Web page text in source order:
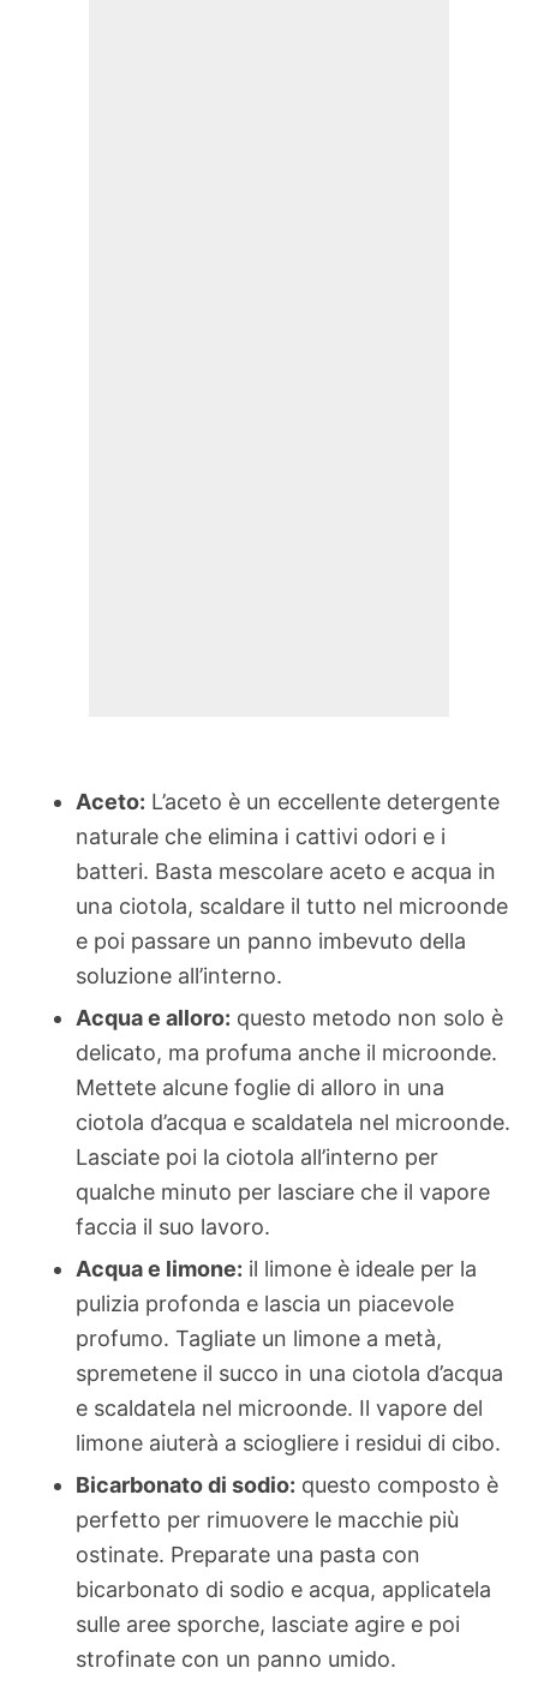
Aceto: L’aceto è un eccellente detergente
naturale che elimina i cattivi odori e i
batteri. Basta mescolare aceto e acqua in
una ciotola, scaldare il tutto nel microonde
e poi passare un panno imbevuto della
soluzione all’interno.
Acqua e alloro: questo metodo non solo è
delicato, ma profuma anche il microonde.
Mettete alcune foglie di alloro in una
ciotola d’acqua e scaldatela nel microonde.
Lasciate poi la ciotola all’interno per
qualche minuto per lasciare che il vapore
faccia il suo lavoro.
Acqua e limone: il limone è ideale per la
pulizia profonda e lascia un piacevole
profumo. Tagliate un limone a metà,
spremetene il succo in una ciotola d’acqua
e scaldatela nel microonde. Il vapore del
limone aiuterà a sciogliere i residui di cibo.
Bicarbonato di sodio: questo composto è
perfetto per rimuovere le macchie più
ostinate. Preparate una pasta con
bicarbonato di sodio e acqua, applicatela
sulle aree sporche, lasciate agire e poi
strofinate con un panno umido.